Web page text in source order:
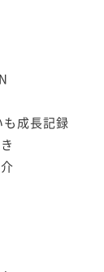
成長記録